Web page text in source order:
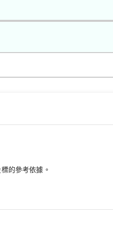
的參考依據。